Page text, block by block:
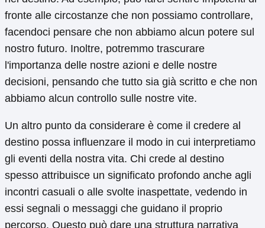
fronte alle circostanze che non possiamo controllare,
facendoci pensare che non abbiamo alcun potere sul
nostro futuro. Inoltre, potremmo trascurare
l'importanza delle nostre azioni e delle nostre
decisioni, pensando che tutto sia già scritto e che non
abbiamo alcun controllo sulle nostre vite.
Un altro punto da considerare è come il credere al
destino possa influenzare il modo in cui interpretiamo
gli eventi della nostra vita. Chi crede al destino
spesso attribuisce un significato profondo anche agli
incontri casuali o alle svolte inaspettate, vedendo in
essi segnali o messaggi che guidano il proprio
percorso. Questo può dare una struttura narrativa